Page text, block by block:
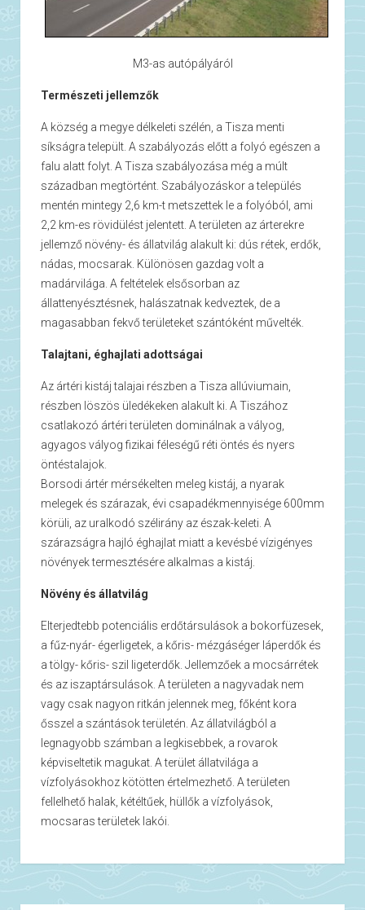
M3-as autópályáról
Természeti jellemzők
A község a megye délkeleti szélén, a Tisza menti
síkságra települt. A szabályozás előtt a folyó egészen a
falu alatt folyt. A Tisza szabályozása még a múlt
században megtörtént. Szabályozáskor a település
mentén mintegy 2,6 km-t metszettek le a folyóból, ami
2,2 km-es rövidülést jelentett. A területen az árterekre
jellemző növény- és állatvilág alakult ki: dús rétek, erdők,
nádas, mocsarak. Különösen gazdag volt a
madárvilága. A feltételek elsősorban az
állattenyésztésnek, halászatnak kedveztek, de a
magasabban fekvő területeket szántóként művelték.
Talajtani, éghajlati adottságai
Az ártéri kistáj talajai részben a Tisza allúviumain,
részben löszös üledékeken alakult ki. A Tiszához
csatlakozó ártéri területen dominálnak a vályog,
agyagos vályog fizikai féleségű réti öntés és nyers
öntéstalajok.
Borsodi ártér mérsékelten meleg kistáj, a nyarak
melegek és szárazak, évi csapadékmennyisége 600mm
körüli, az uralkodó szélirány az észak-keleti. A
szárazságra hajló éghajlat miatt a kevésbé vízigényes
növények termesztésére alkalmas a kistáj.
Növény és állatvilág
Elterjedtebb potenciális erdőtársulások a bokorfüzesek,
a fűz-nyár- égerligetek, a kőris- mézgáséger láperdők és
a tölgy- kőris- szil ligeterdők. Jellemzőek a mocsárrétek
és az iszaptársulások. A területen a nagyvadak nem
vagy csak nagyon ritkán jelennek meg, főként kora
ősszel a szántások területén. Az állatvilágból a
legnagyobb számban a legkisebbek, a rovarok
képviseltetik magukat. A terület állatvilága a
vízfolyásokhoz kötötten értelmezhető. A területen
fellelhető halak, kétéltűek, hüllők a vízfolyások,
mocsaras területek lakói.